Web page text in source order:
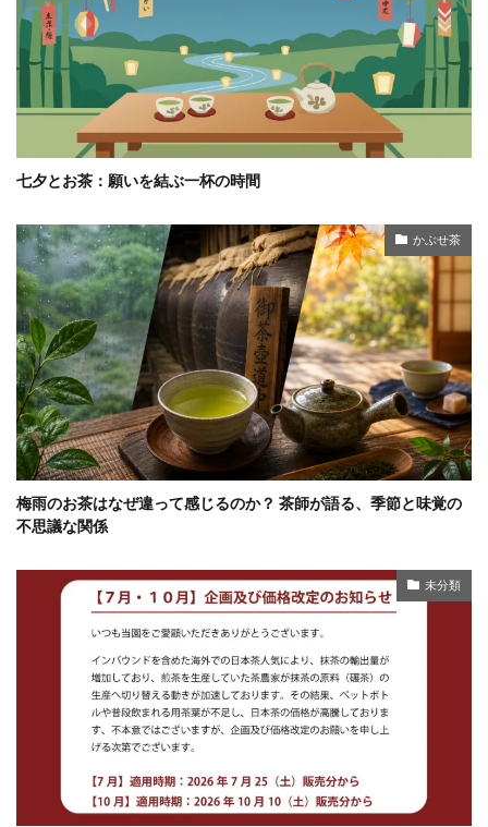
七夕とお茶：願いを結ぶ一杯の時間
かぶせ茶
梅雨のお茶はなぜ違って感じるのか？ 茶師が語る、季節と味覚の
不思議な関係
未分類